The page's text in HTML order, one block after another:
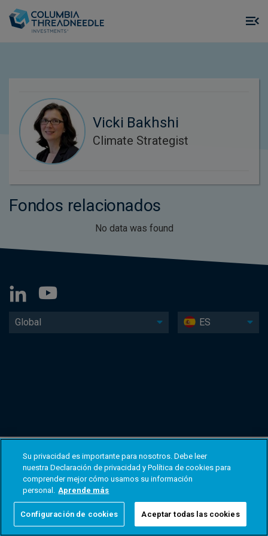
Vicki Bakhshi
Climate Strategist
Fondos relacionados
No data was found
Global ES
Su privacidad es importante para nosotros. Debe leer
nuestra Declaración de privacidad y Política de cookies para
comprender mejor cómo usamos su información
personal. Aprende más
Configuración de cookies Aceptar todas las cookies